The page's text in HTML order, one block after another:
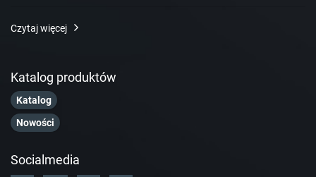
Czytaj więcej
Katalog produktów
Katalog
Nowości
Socialmedia